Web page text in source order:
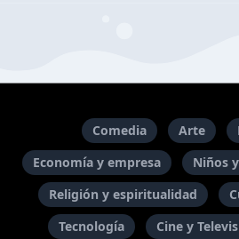
Comedia Arte
Economía y empresa
Niños
Religión y espiritualidad
Tecnología
Cine y